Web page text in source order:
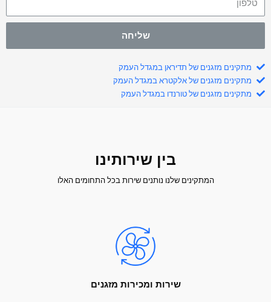
שליחה
מתקינים מזגנים של תדיראן במגדל העמק
מתקינים מזגנים של אלקטרא במגדל העמק
מתקינים מזגנים של טורנדו במגדל העמק
בין שירותינו
המתקינים שלנו נותנים שירות בכל התחומים האלו
שירות ומכירות מזגנים